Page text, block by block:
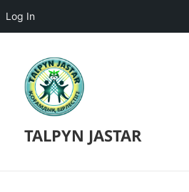
Log In
TALPYN JASTAR